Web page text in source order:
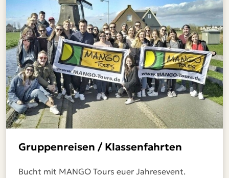
Gruppenreisen / Klassenfahrten
Bucht mit MANGO Tours euer Jahresevent.